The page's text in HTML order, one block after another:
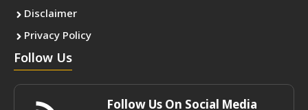
Disclaimer
Privacy Policy
Follow Us
Follow Us On Social Media